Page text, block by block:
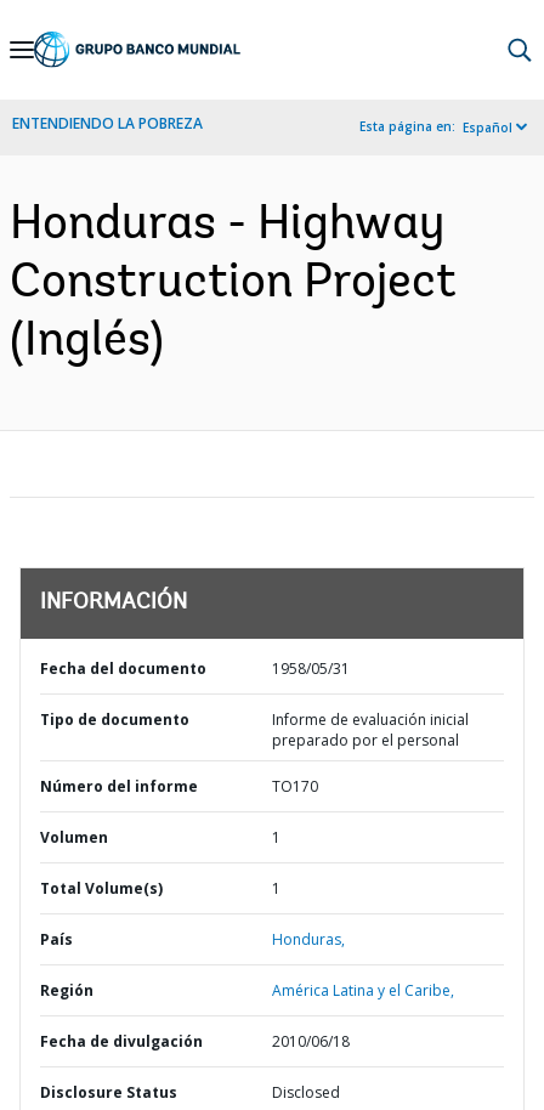
Skip
Navigation
ENTENDIENDO LA POBREZA Esta página en: Español
Honduras - Highway
Construction Project
(Inglés)
INFORMACIÓN
Fecha del documento 1958/05/31
Tipo de documento
Informe de evaluación inicial
preparado por el personal
Número del informe TO170
Volumen 1
Total Volume(s) 1
País Honduras,
Región América Latina y el Caribe,
Fecha de divulgación 2010/06/18
Disclosure Status Disclosed